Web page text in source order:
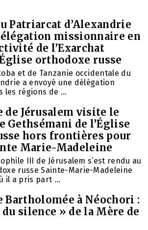
Patriarcat d’Alexandrie
missionnaire en
de l’Exarchat
orthodoxe russe
et de Tanzanie occidentale du
a envoyé une délégation
les régions de ...
de Jérusalem visite le
Gethsémani de l’Église
hors frontières pour
Marie-Madeleine
III de Jérusalem s’est rendu au
russe Sainte-Marie-Madeleine
il a pris part ...
Bartholomée à Néochori :
silence » de la Mère de